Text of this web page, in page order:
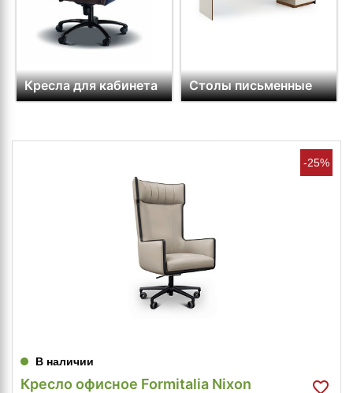
Кресла для кабинета Столы письменные
-25%
В наличии
Кресло офисное Formitalia Nixon